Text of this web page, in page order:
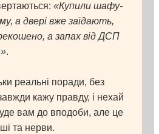
«Купили шафу-
а двері вже заїдають,
а запах від ДСП
.
реальні поради, без
кажу правду, і нехай
вам до вподоби, але це
та нерви.